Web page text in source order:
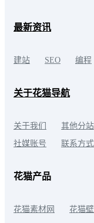
最新资讯
建站 SEO 编程
关于花猫导航
关于我们 其他分站
社媒账号
联系方式
花猫产品
花猫素材网 花猫